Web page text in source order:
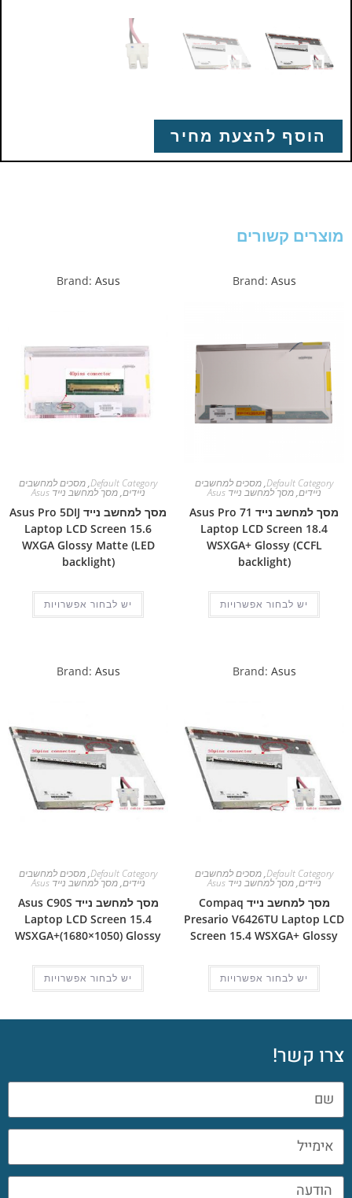
הוסף להצעת מחיר
מוצרים קשורים
Brand: Asus
Default Category
,מסכים למחשבים
ניידים,מסך למחשב נייד Asus
מסך למחשב נייד Asus Pro 71
Laptop LCD Screen 18.4
WSXGA+ Glossy (CCFL
backlight)
יש לבחור אפשרויות
Brand: Asus
Default Category
,מסכים למחשבים
ניידים,מסך למחשב נייד Asus
מסך למחשב נייד Asus Pro 5DIJ
Laptop LCD Screen 15.6
WXGA Glossy Matte (LED
backlight)
יש לבחור אפשרויות
Brand: Asus
Default Category
,מסכים למחשבים
ניידים,מסך למחשב נייד Asus
מסך למחשב נייד Compaq
Presario V6426TU Laptop LCD
Screen 15.4 WSXGA+ Glossy
יש לבחור אפשרויות
Brand: Asus
Default Category
,מסכים למחשבים
ניידים,מסך למחשב נייד Asus
מסך למחשב נייד Asus C90S
Laptop LCD Screen 15.4
WSXGA+(1680×1050) Glossy
יש לבחור אפשרויות
צרו קשר!